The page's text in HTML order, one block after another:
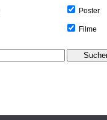
Poster
Filme